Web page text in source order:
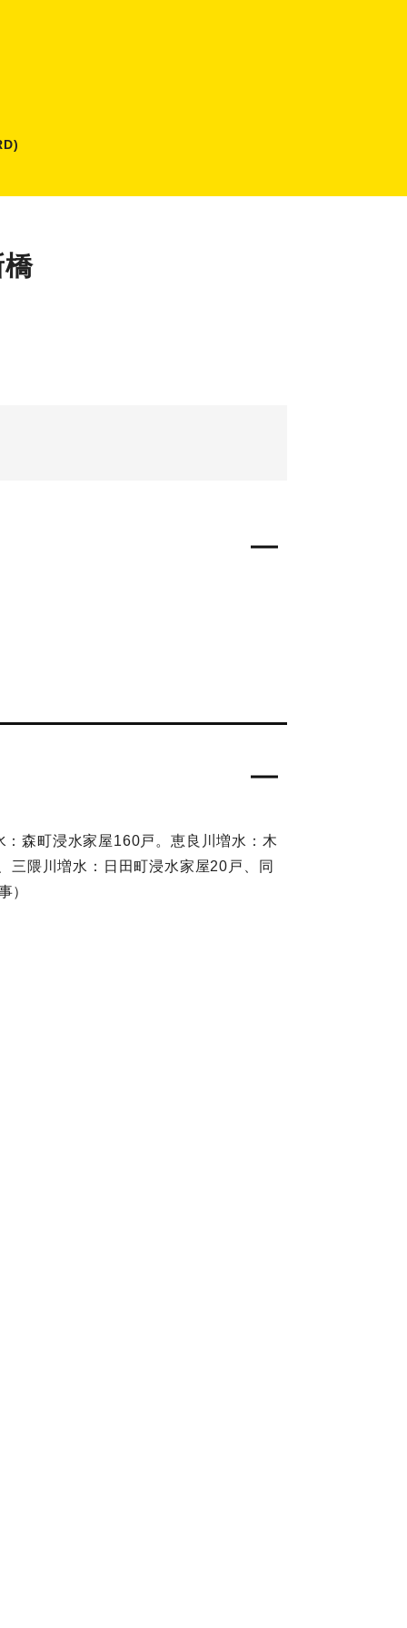
森町浸水家屋160戸。恵良川増水：木
三隈川増水：日田町浸水家屋20戸、同
）